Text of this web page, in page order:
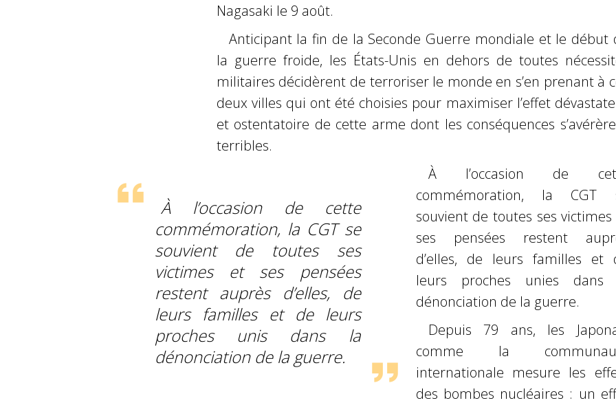
Nagasaki le 9 août.
Anticipant la fin de la Seconde Guerre mondiale et le début
la guerre froide, les États-Unis en dehors de toutes
militaires décidèrent de terroriser le monde en s’en prenant à
deux villes qui ont été choisies pour maximiser l’effet
et ostentatoire de cette arme dont les conséquences
terribles.
À l’occasion de cette
commémoration, la CGT se
souvient de toutes ses
victimes et ses pensées
restent auprès d’elles, de
leurs familles et de leurs
proches unis dans la
dénonciation de la guerre.
À l’occasion de
commémoration, la CGT
souvient de toutes ses
ses pensées restent
d’elles, de leurs familles et
leurs proches unies dans
dénonciation de la guerre.
Depuis 79 ans, les
comme la
internationale mesure les
des bombes nucléaires : un